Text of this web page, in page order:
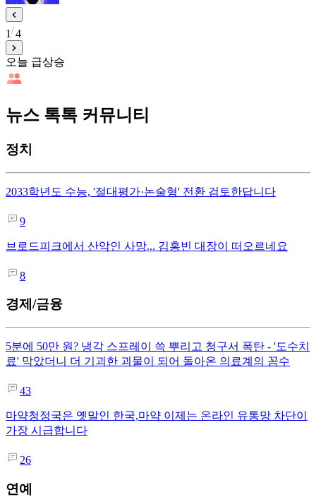
1 4
오늘 급상승
뉴스 톡톡 커뮤니티
정치
2033학년도 수능, '절대평가·논술형' 전환 검토한답니다
9
브로드피크에서 산악인 사망... 김홍빈 대장이 떠오르네요
8
경제/금융
5분에 50만 원? 냉각 스프레이 쓱 뿌리고 청구서 폭탄 - '도수치
료' 막았더니 더 기괴한 괴물이 되어 돌아온 의료계의 꼼수
43
마약청정국은 옛말인 한국,마약 이제는 온라인 유통망 차단이
가장 시급합니다
26
연예